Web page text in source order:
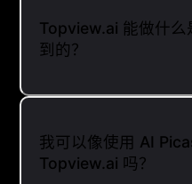
Topview.ai 能做什么
到的？
我可以像使用 AI
Topview.ai 吗？